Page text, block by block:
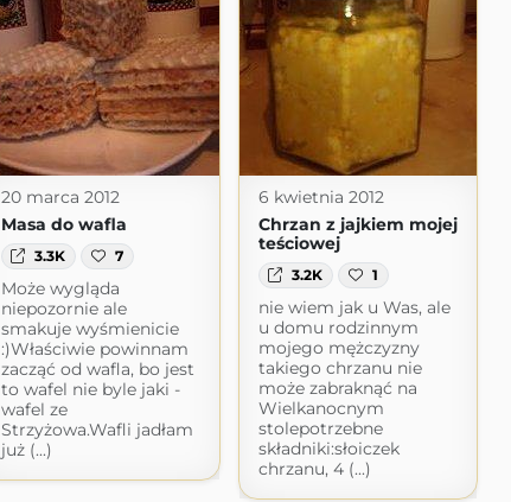
20 marca 2012
Masa do wafla
3.3K 7
Może wygląda
niepozornie ale
smakuje wyśmienicie
:)Właściwie powinnam
zacząć od wafla, bo jest
to wafel nie byle jaki -
wafel ze
Strzyżowa.Wafli jadłam
już (...)
6 kwietnia 2012
Chrzan z jajkiem mojej
teściowej
3.2K 1
nie wiem jak u Was, ale
u domu rodzinnym
mojego mężczyzny
takiego chrzanu nie
może zabraknąć na
Wielkanocnym
stolepotrzebne
składniki:słoiczek
chrzanu, 4 (...)